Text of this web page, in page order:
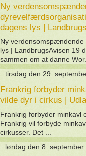
Ny
dagens lys |
Ny
lys | LandbrugsAvisen 19
sammen om at danne Wor...
tirsdag den 29.
Frankrig forbyder
vilde dyr i cirkus |
Frankrig forbyder minkavl
Frankrig vil forbyde
cirkusser. Det ...
lørdag den 8. september